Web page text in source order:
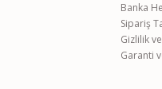
Gönder
Banka
Sipariş
Gizlilik
Garanti